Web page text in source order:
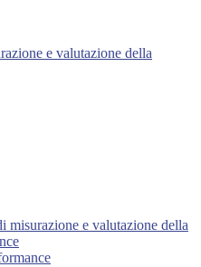
e valutazione della
misurazione e valutazione della